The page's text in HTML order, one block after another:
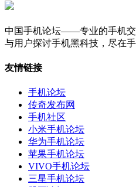
中国手机论坛——专业的手机交
与用户探讨手机黑科技，尽在手
友情链接
手机论坛
传奇发布网
手机社区
小米手机论坛
华为手机论坛
苹果手机论坛
VIVO手机论坛
三星手机论坛